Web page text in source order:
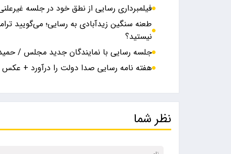
فیلمبرداری رسایی از نطق خود در جلسه
طعنه سنگین زیدآبادی به رسایی؛ می‌گویید
نیستید؟
جلسه رسایی با نمایندگان جدید مجلس /
هفته نامه رسایی صدا دولت را درآورد + عکس
نظر شما